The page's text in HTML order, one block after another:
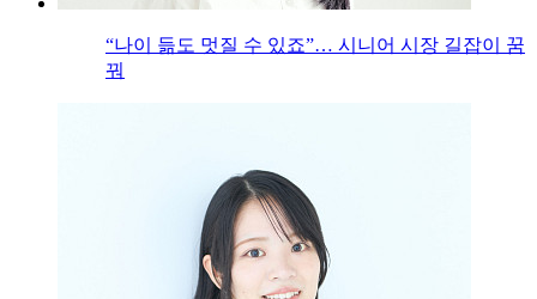
“나이 듦도 멋질 수 있죠”… 시니어 시장 길잡이 꿈
꿔